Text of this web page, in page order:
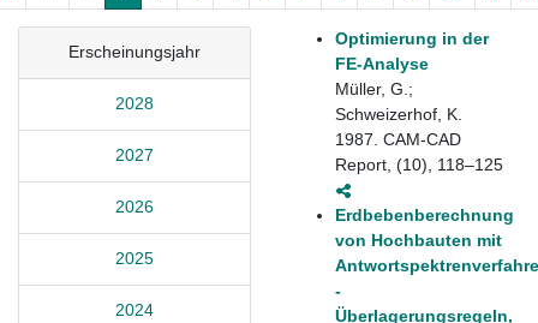
Erscheinungsjahr
2028
2027
2026
2025
2024
Optimierung in der
FE-Analyse
Müller, G.;
Schweizerhof, K.
1987. CAM-CAD
Report, (10), 118–125
Erdbebenberechnung
von Hochbauten mit
‐
Überlagerungsregeln,